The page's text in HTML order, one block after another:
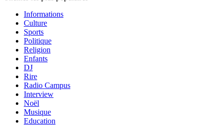
Informations
Culture
Sports
Politique
Religion
Enfants
DJ
Rire
Radio Campus
Interview
Noël
Musique
Education